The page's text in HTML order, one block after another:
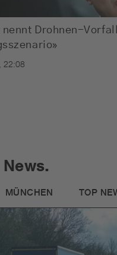
nennt Drohnen-
22:08
MÜNCHEN TOP